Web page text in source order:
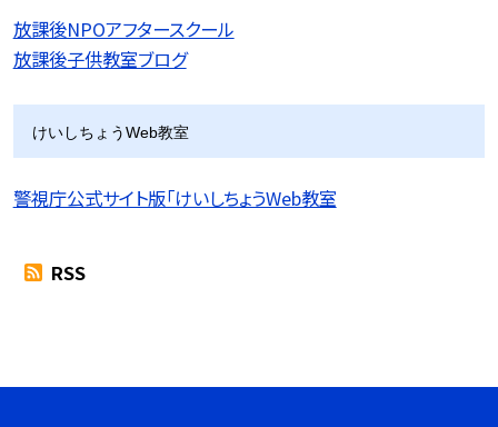
放課後NPOアフタースクール
放課後子供教室ブログ
けいしちょうWeb教室
警視庁公式サイト版「けいしちょうWeb教室
RSS